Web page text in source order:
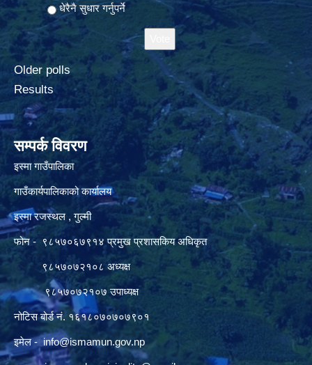
धेरैनै सुधार गर्नुपर्ने
Older polls
Results
सम्पर्क विवरण
इस्मा गाउँपालिका
गाउँकार्यपालिकाको कार्यालय
इस्मा रजस्थल , गुल्मी
फोन - ९८५७०६७९१४ प्रमुख प्रशासकिय अधिकृत
९८५७०७२१०८ अध्यक्ष
९८५७०७२१०७ उपाध्यक्ष
नोटिस बोर्ड नं. १६१८०७०७०७९०१
इमेल - info@ismamun.gov.np